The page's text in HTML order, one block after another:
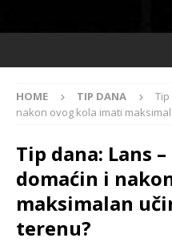
HOME TIP DANA
Tip
nakon ovog kola imati
Tip dana: Lans –
domaćin i
maksimalan
terenu?